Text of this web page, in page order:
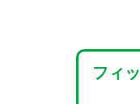
フィ